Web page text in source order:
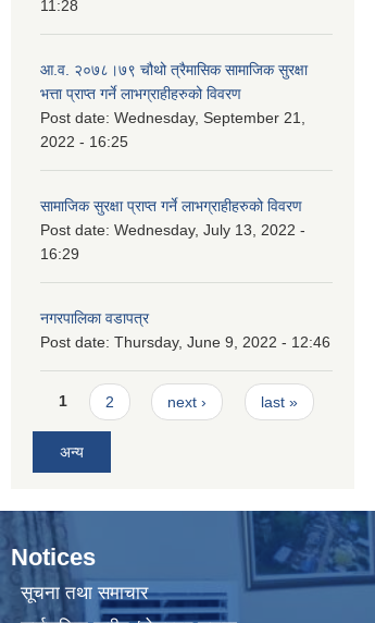
11:28
आ.व. २०७८।७९ चौथो त्रैमासिक सामाजिक सुरक्षा
भत्ता प्राप्त गर्ने लाभग्राहीहरुको विवरण
Post date: Wednesday, September 21,
2022 - 16:25
सामाजिक सुरक्षा प्राप्त गर्ने लाभग्राहीहरुको विवरण
Post date: Wednesday, July 13, 2022 -
16:29
नगरपालिका वडापत्र
Post date: Thursday, June 9, 2022 - 12:46
Pages
1 2 next › last »
अन्य
Notices
सूचना तथा समाचार